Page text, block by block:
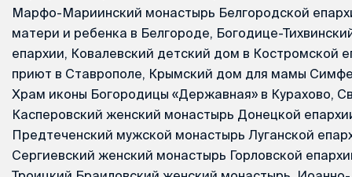
Марфо-Мариинский монастырь Белгородской
матери и ребенка в Белгороде, Богодице-
епархии, Ковалевский детский дом в Костромской
приют в Ставрополе, Крымский дом для мамы
Храм иконы Богородицы «Державная» в Курахово,
Касперовский женский монастырь Донецкой
Предтеченский мужской монастырь Луганской
Сергиевский женский монастырь Горловской